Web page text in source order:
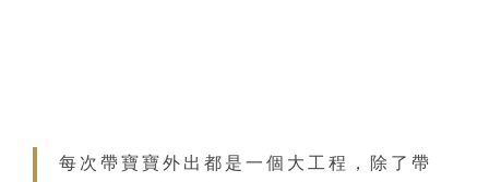
每次帶寶寶外出都是一個大工程，除了帶